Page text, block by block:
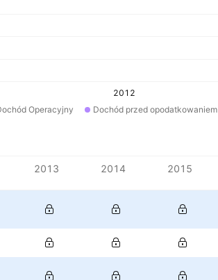
2012
Operacyjny Dochód przed opodatkowaniem
2013 2014 2015